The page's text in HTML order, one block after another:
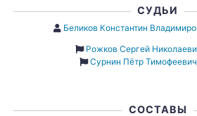
СУДЬИ
Беликов Константин
Рожков Сергей
Сурнин Пётр Тимофеевич
СОСТАВЫ